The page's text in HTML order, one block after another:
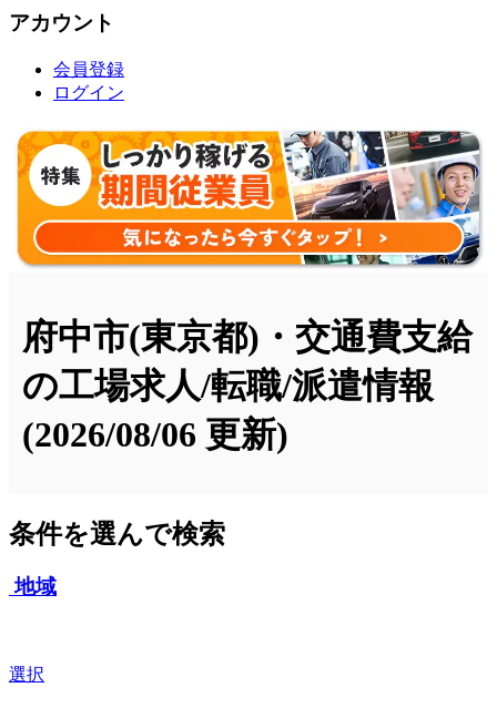
アカウント
会員登録
ログイン
府中市(東京都)・交通費支給
の工場求人/転職/派遣情報
(2026/08/06 更新)
条件を選んで検索
地域
選択